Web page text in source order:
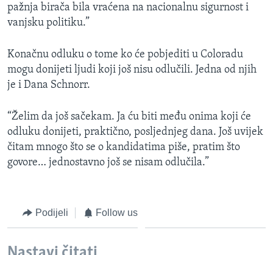
pažnja birača bila vraćena na nacionalnu sigurnost i
vanjsku politiku.”
Konačnu odluku o tome ko će pobjediti u Coloradu
mogu donijeti ljudi koji još nisu odlučili. Jedna od njih
je i Dana Schnorr.
“Želim da još sačekam. Ja ću biti među onima koji će
odluku donijeti, praktično, posljednjeg dana. Još uvijek
čitam mnogo što se o kandidatima piše, pratim što
govore… jednostavno još se nisam odlučila.”
Podijeli Follow us